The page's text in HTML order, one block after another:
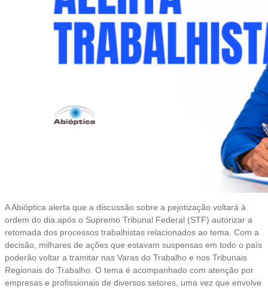
A Abióptica alerta que a discussão sobre a pejotização voltará à
ordem do dia após o Supremo Tribunal Federal (STF) autorizar a
retomada dos processos trabalhistas relacionados ao tema. Com a
decisão, milhares de ações que estavam suspensas em todo o país
poderão voltar a tramitar nas Varas do Trabalho e nos Tribunais
Regionais do Trabalho. O tema é acompanhado com atenção por
empresas e profissionais de diversos setores, uma vez que envolve